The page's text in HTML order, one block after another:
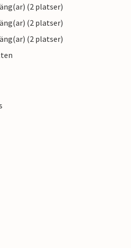
(2 platser)
(2 platser)
(2 platser)